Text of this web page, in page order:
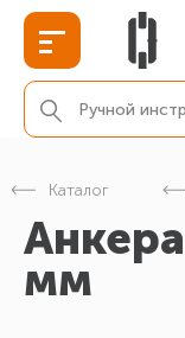
Каталог
мм